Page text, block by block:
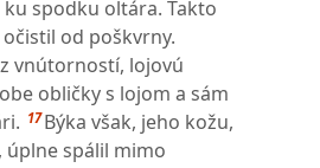
spodku oltára. Takto
od poškvrny.
vnútorností, lojovú
obličky s lojom a sám
17 Býka však, jeho kožu,
úplne spálil mimo